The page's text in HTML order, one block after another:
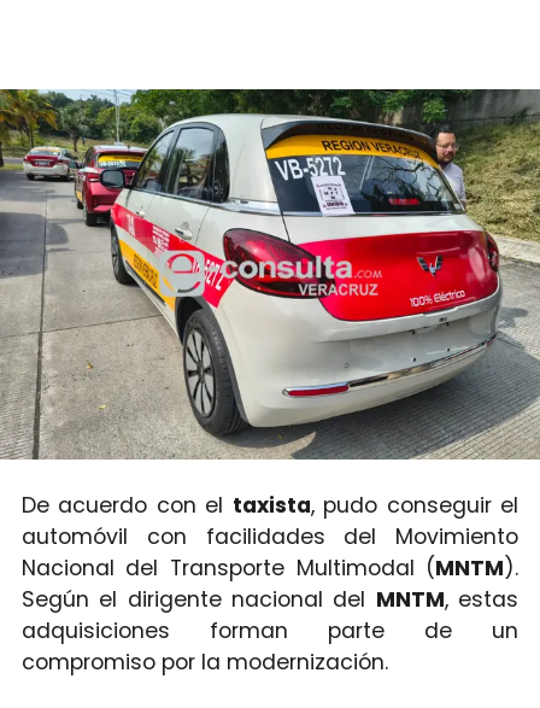
De acuerdo con el taxista, pudo conseguir el
automóvil con facilidades del Movimiento
Nacional del Transporte Multimodal (MNTM).
Según el dirigente nacional del MNTM, estas
adquisiciones forman parte de un
compromiso por la modernización.